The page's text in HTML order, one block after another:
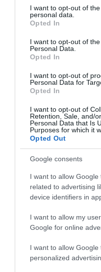
not limited to your visit or
grant or deny consent to
use your data for below
consent section.
I want to opt-out of
personal data.
Opted In
I want to opt-out of
Personal Data.
Opted In
I want to opt-out of
Personal Data for
Opted In
I want to opt-out of
Retention, Sale, and/
Personal Data that Is
Purposes for which it
Opted Out
Google consents
I want to allow
related to advertising
device identifiers in
I want to allow my
Google for online
I want to allow Google
personalized
Egyre többen
növényt
Több országban jutottak arra
igen jövedelmező lehet
Egyesült Államokban,
batátatermelők…